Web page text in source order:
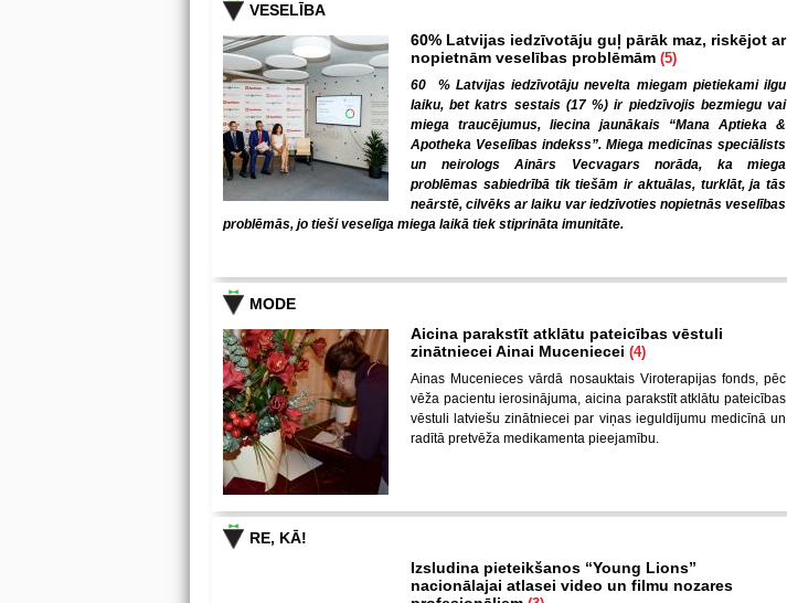
VESELĪBA
60% Latvijas iedzīvotāju guļ pārāk maz, riskējot ar
nopietnām veselības problēmām (5)
60 % Latvijas iedzīvotāju nevelta miegam pietiekami ilgu
laiku, bet katrs sestais (17 %) ir piedzīvojis bezmiegu vai
miega traucējumus, liecina jaunākais “Mana Aptieka &
Apotheka Veselības indekss”. Miega medicīnas speciālists
un neirologs Ainārs Vecvagars norāda, ka miega
problēmas sabiedrībā tik tiešām ir aktuālas, turklāt, ja tās
neārstē, cilvēks ar laiku var iedzīvoties nopietnās veselības
problēmās, jo tieši veselīga miega laikā tiek stiprināta imunitāte.
MODE
Aicina parakstīt atklātu pateicības vēstuli
zinātniecei Ainai Muceniecei (4)
Ainas Mucenieces vārdā nosauktais Viroterapijas fonds, pēc
vēža pacientu ierosinājuma, aicina parakstīt atklātu pateicības
vēstuli latviešu zinātniecei par viņas ieguldījumu medicīnā un
radītā pretvēža medikamenta pieejamību.
RE, KĀ!
Izsludina pieteikšanos “Young Lions”
nacionālajai atlasei video un filmu nozares